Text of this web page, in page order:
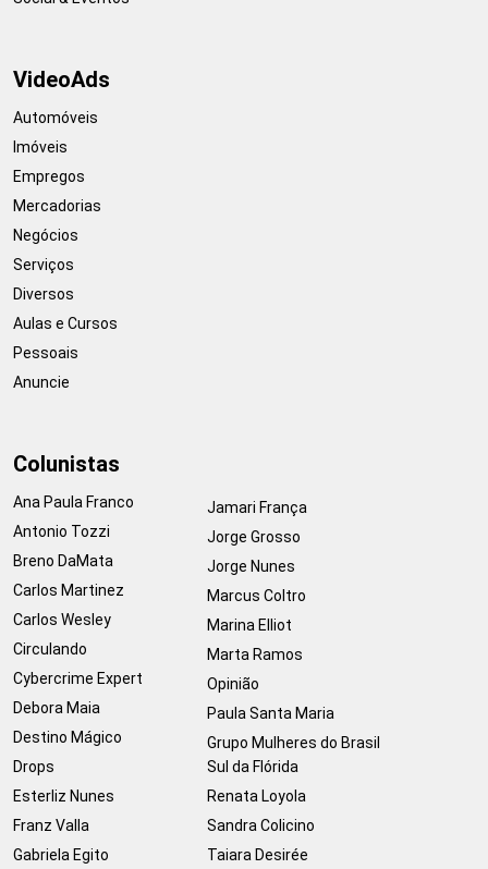
VideoAds
Automóveis
Imóveis
Empregos
Mercadorias
Negócios
Serviços
Diversos
Aulas e Cursos
Pessoais
Anuncie
Colunistas
Ana Paula Franco
Antonio Tozzi
Breno DaMata
Carlos Martinez
Carlos Wesley
Circulando
Cybercrime Expert
Debora Maia
Destino Mágico
Drops
Esterliz Nunes
Franz Valla
Gabriela Egito
Jamari França
Jorge Grosso
Jorge Nunes
Marcus Coltro
Marina Elliot
Marta Ramos
Opinião
Paula Santa Maria
Grupo Mulheres do Brasil
Sul da Flórida
Renata Loyola
Sandra Colicino
Taiara Desirée